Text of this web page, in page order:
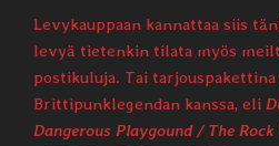
Levykauppaan kannattaa siis
levyä tietenkin tilata myös
postikuluja. Tai
Brittipunklegendan kanssa, eli
Dangerous Playgound / The Rock